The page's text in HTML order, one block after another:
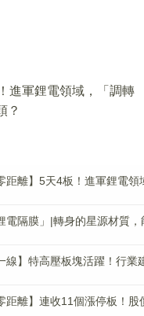
進軍鋰電領域，「調轉
？
距離】5天4板！進軍鋰電
電隔膜」|轉身的星源材質
線】特高壓板塊活躍！行
距離】連收11個漲停板！